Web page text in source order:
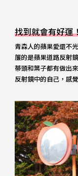
找到就會有好運
青森人的蘋果愛還不
簾的是蘋果道路反射
蒂頭和葉子都有做出
反射鏡中的自己，感